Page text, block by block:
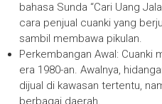
bahasa Sunda “Cari Uang
cara penjual cuanki yang
sambil membawa pikulan.
Perkembangan Awal: Cuanki
era 1980-an. Awalnya,
dijual di kawasan tertentu,